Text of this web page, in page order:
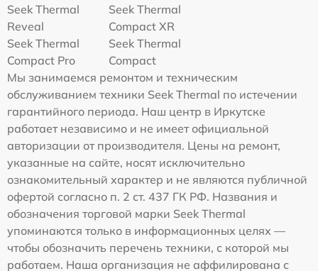
Seek Thermal
Reveal
Seek Thermal
Compact XR
Seek Thermal
Compact Pro
Seek Thermal
Compact
Мы занимаемся ремонтом и техническим
обслуживанием техники Seek Thermal по истечении
гарантийного периода. Наш центр в Иркутске
работает независимо и не имеет официальной
авторизации от производителя. Цены на ремонт,
указанные на сайте, носят исключительно
ознакомительный характер и не являются публичной
офертой согласно п. 2 ст. 437 ГК РФ. Названия и
обозначения торговой марки Seek Thermal
упоминаются только в информационных целях —
чтобы обозначить перечень техники, с которой мы
работаем. Наша организация не аффилирована с